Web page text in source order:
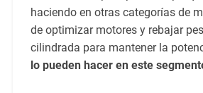
haciendo en otras categorías de
de optimizar motores y rebajar
cilindrada para mantener la
lo pueden hacer en este